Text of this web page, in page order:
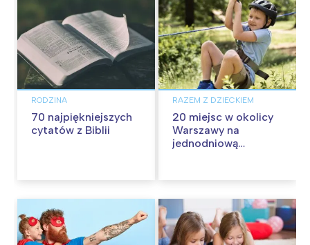
RODZINA
70 najpiękniejszych
cytatów z Biblii
RAZEM Z DZIECKIEM
20 miejsc w okolicy
Warszawy na
jednodniową